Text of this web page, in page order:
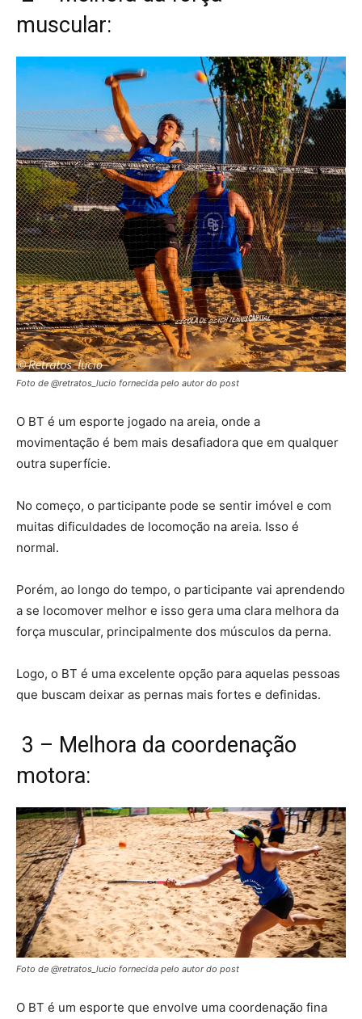
muscular:
Foto de @retratos_lucio fornecida pelo autor do post
O BT é um esporte jogado na areia, onde a
movimentação é bem mais desafiadora que em qualquer
outra superfície.
No começo, o participante pode se sentir imóvel e com
muitas dificuldades de locomoção na areia. Isso é
normal.
Porém, ao longo do tempo, o participante vai aprendendo
a se locomover melhor e isso gera uma clara melhora da
força muscular, principalmente dos músculos da perna.
Logo, o BT é uma excelente opção para aquelas pessoas
que buscam deixar as pernas mais fortes e definidas.
3 – Melhora da coordenação
motora:
Foto de @retratos_lucio fornecida pelo autor do post
O BT é um esporte que envolve uma coordenação fina